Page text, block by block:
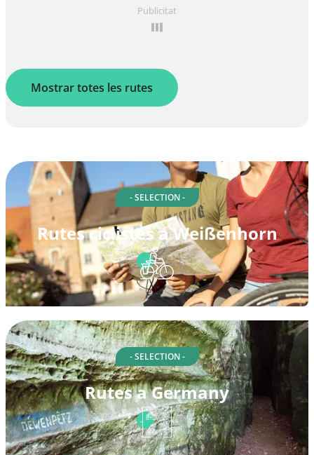
Publicitat
Mostrar totes les rutes
- SELECTION -
Rutes ciclistes a Weißenhorn
- SELECTION -
Rutes a Germany